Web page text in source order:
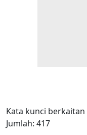
Kata kunci berkaitan
Jumlah: 417